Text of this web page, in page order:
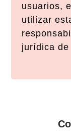
usuarios,
utilizar
jurídica